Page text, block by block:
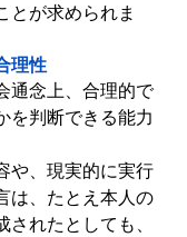
とが求められま
理性
通念上、合理的で
を判断できる能力
や、現実的に実行
は、たとえ本人の
されたとしても、